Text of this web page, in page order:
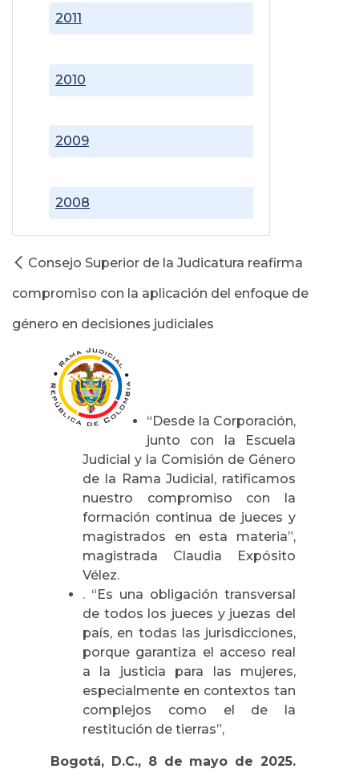
2008
2009
2010
2011
Consejo Superior de la Judicatura reafirma
compromiso con la aplicación del enfoque de
género en decisiones judiciales
“Desde la Corporación,
junto con la Escuela
Judicial y la Comisión de Género
de la Rama Judicial, ratificamos
nuestro compromiso con la
formación continua de jueces y
magistrados en esta materia”,
magistrada Claudia Expósito
Vélez.
. “Es una obligación transversal
de todos los jueces y juezas del
país, en todas las jurisdicciones,
porque garantiza el acceso real
a la justicia para las mujeres,
especialmente en contextos tan
complejos como el de la
restitución de tierras”,
Bogotá, D.C., 8 de mayo de 2025.